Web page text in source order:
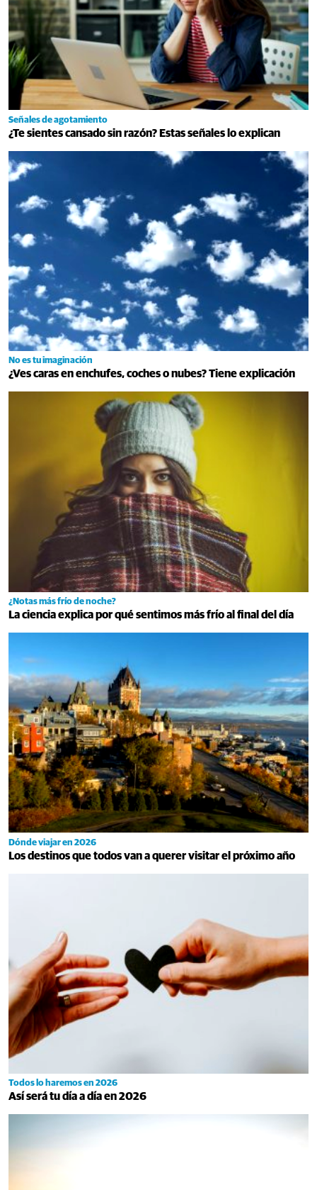
Señales de agotamiento
¿Te sientes cansado sin razón? Estas señales lo explican
No es tu imaginación
¿Ves caras en enchufes, coches o nubes? Tiene explicación
¿Notas más frío de noche?
La ciencia explica por qué sentimos más frío al final del día
Dónde viajar en 2026
Los destinos que todos van a querer visitar el próximo año
Todos lo haremos en 2026
Así será tu día a día en 2026